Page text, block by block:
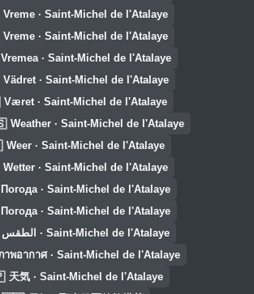
Vreme · Saint-Michel de l'Atalaye
Vreme · Saint-Michel de l'Atalaye
Vremea · Saint-Michel de l'Atalaye
Vädret · Saint-Michel de l'Atalaye
Været · Saint-Michel de l'Atalaye
Weather · Saint-Michel de l'Atalaye
Weer · Saint-Michel de l'Atalaye
Wetter · Saint-Michel de l'Atalaye
Погода · Saint-Michel de l'Atalaye
Погода · Saint-Michel de l'Atalaye
الطقس · Saint-Michel de l'Atalaye
าพอากาศ · Saint-Michel de l'Atalaye
天気 · Saint-Michel de l'Atalaye